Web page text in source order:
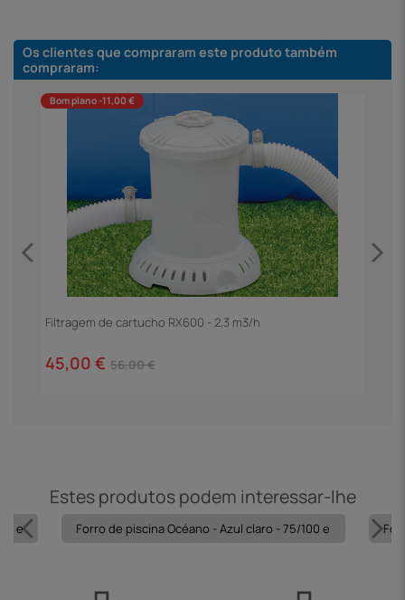
Os clientes que compraram este produto também
compraram:
Bom plano -11,00 €
Filtragem de cartucho RX600 - 2,3 m3/h
45,00 € 56,00 €
Estes produtos podem interessar-lhe
e Forro de piscina Océano - Azul claro - 75/100 e